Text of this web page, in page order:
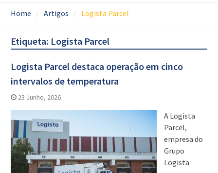
Home Artigos Logista Parcel
Etiqueta: Logista Parcel
Logista Parcel destaca operação em cinco
intervalos de temperatura
23 Junho, 2026
A Logista
Parcel,
empresa do
Grupo
Logista